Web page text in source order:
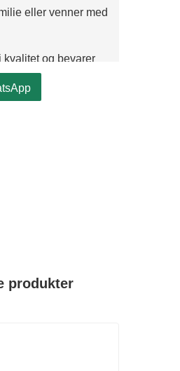
eller venner med
og bevarer
din ro i sindet.
produkter